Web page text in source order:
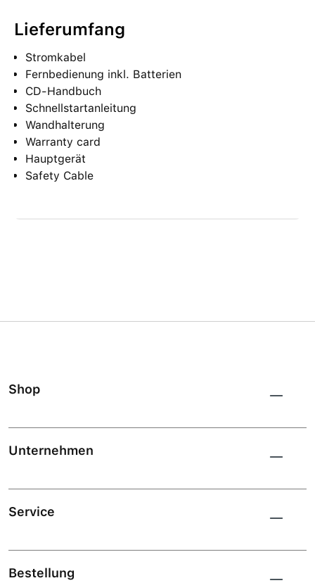
Lieferumfang
Stromkabel
Fernbedienung inkl. Batterien
CD-Handbuch
Schnellstartanleitung
Wandhalterung
Warranty card
Hauptgerät
Safety Cable
Shop
Unternehmen
Service
Bestellung